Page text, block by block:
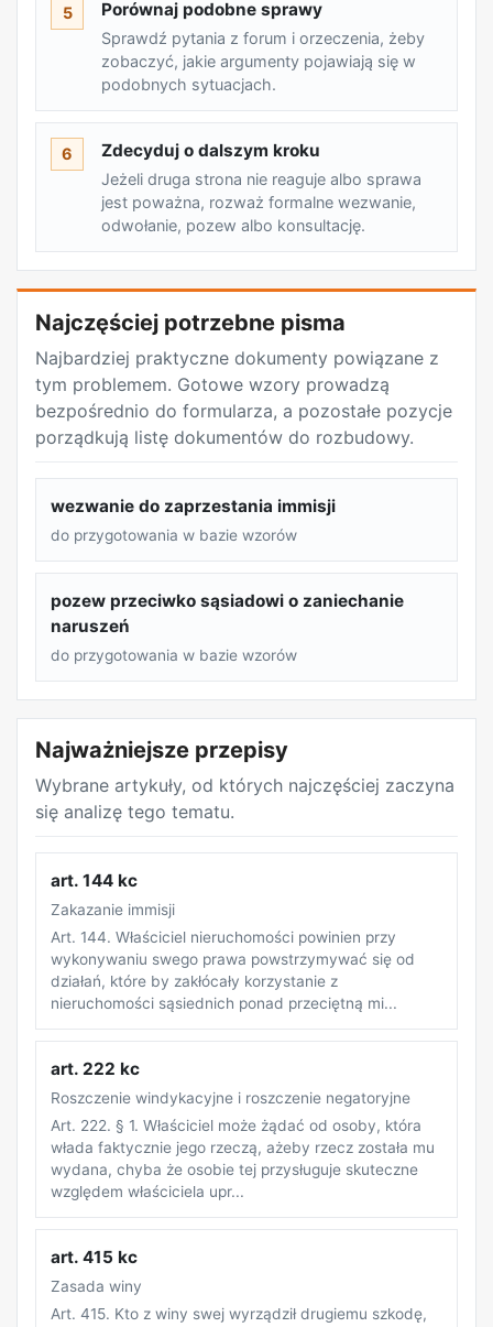
5 Porównaj podobne sprawy
Sprawdź pytania z forum i orzeczenia, żeby
zobaczyć, jakie argumenty pojawiają się w
podobnych sytuacjach.
6 Zdecyduj o dalszym kroku
Jeżeli druga strona nie reaguje albo sprawa
jest poważna, rozważ formalne wezwanie,
odwołanie, pozew albo konsultację.
Najczęściej potrzebne pisma
Najbardziej praktyczne dokumenty powiązane z
tym problemem. Gotowe wzory prowadzą
bezpośrednio do formularza, a pozostałe pozycje
porządkują listę dokumentów do rozbudowy.
wezwanie do zaprzestania immisji
do przygotowania w bazie wzorów
pozew przeciwko sąsiadowi o zaniechanie
naruszeń
do przygotowania w bazie wzorów
Najważniejsze przepisy
Wybrane artykuły, od których najczęściej zaczyna
się analizę tego tematu.
art. 144 kc
Zakazanie immisji
Art. 144. Właściciel nieruchomości powinien przy
wykonywaniu swego prawa powstrzymywać się od
działań, które by zakłócały korzystanie z
nieruchomości sąsiednich ponad przeciętną mi...
art. 222 kc
Roszczenie windykacyjne i roszczenie negatoryjne
Art. 222. § 1. Właściciel może żądać od osoby, która
włada faktycznie jego rzeczą, ażeby rzecz została mu
wydana, chyba że osobie tej przysługuje skuteczne
względem właściciela upr...
art. 415 kc
Zasada winy
Art. 415. Kto z winy swej wyrządził drugiemu szkodę,